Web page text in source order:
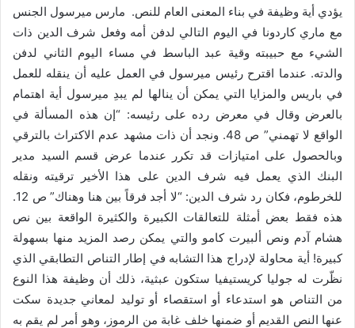
يؤدي أية وظيفة في بناء المعنى العام للنص. مارس ميرسول الجنس
مع ماري كاردونا في اليوم التالي لدفن أمه وفعل شرف الدين ذات
الشيء مع حبيبته وقية عبد الباسط في مساء اليوم الثاني لدفن
والدته. عندما اقترح رئيس ميرسول في العمل عليه أن ينقله للعمل
في باريس والمزايا التي يمكن أن ينالها لم يبدِ ميرسول أية اهتمام
بالعرض وقال في معرض رده على رئيسه: “إن هذه المسألة في
الواقع لا تهمني” ص 48. ونجد أن ذات مشهد عدم الاكتراث بالترقي
وبالحصول على امتيازات قد تكرر عندما عرض قسم السيد مدير
البنك الذي يعمل فيه شرف الدين على هذا الأخير ترقيته ونقله
للخرطوم، فكان رد شرف الدين: “لا أجد فرقاً بين هنا وهناك” ص 12.
هذه فقط بعض أمثلة للتعالقات الكبيرة والكثيرة الواقعة بين نص
هشام آدم ونص ألبيرت كامو والتي يمكن رصد المزيد منها بسهولة
كبيرة! أية محاولة لإدراج هذا التشابه في إطار التناص التطابقي الذي
نظّرت له جوليا كريستيفيا ستكون عبثية، ذلك أن وظيفة هذا النوع
من التناص هو استدعاء أو استقصاء أو توليد لمعاني جديدة سكت
عنها النص القديم أو ضمنها خلف غابة من الرموز، وهو أمر لم يقم به